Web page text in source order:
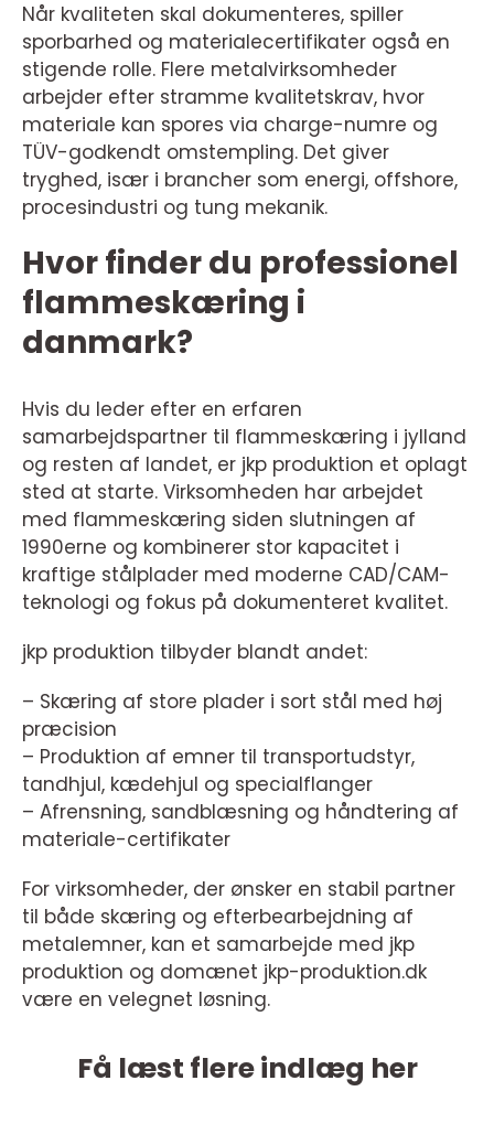
Når kvaliteten skal dokumenteres, spiller
sporbarhed og materialecertifikater også en
stigende rolle. Flere metalvirksomheder
arbejder efter stramme kvalitetskrav, hvor
materiale kan spores via charge-numre og
TÜV-godkendt omstempling. Det giver
tryghed, især i brancher som energi, offshore,
procesindustri og tung mekanik.
Hvor finder du professionel
flammeskæring i
danmark?
Hvis du leder efter en erfaren
samarbejdspartner til flammeskæring i jylland
og resten af landet, er jkp produktion et oplagt
sted at starte. Virksomheden har arbejdet
med flammeskæring siden slutningen af
1990erne og kombinerer stor kapacitet i
kraftige stålplader med moderne CAD/CAM-
teknologi og fokus på dokumenteret kvalitet.
jkp produktion tilbyder blandt andet:
– Skæring af store plader i sort stål med høj
præcision
– Produktion af emner til transportudstyr,
tandhjul, kædehjul og specialflanger
– Afrensning, sandblæsning og håndtering af
materiale-certifikater
For virksomheder, der ønsker en stabil partner
til både skæring og efterbearbejdning af
metalemner, kan et samarbejde med jkp
produktion og domænet jkp-produktion.dk
være en velegnet løsning.
Få læst flere indlæg her